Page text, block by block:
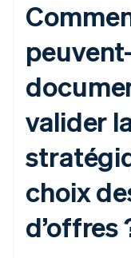
valider
choix
d’offres